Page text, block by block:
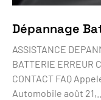
Dépannage
ASSISTANCE
BATTERIE ERREUR
CONTACT FAQ
Automobile août 21,...